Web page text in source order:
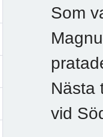
Som
Nästa
vid